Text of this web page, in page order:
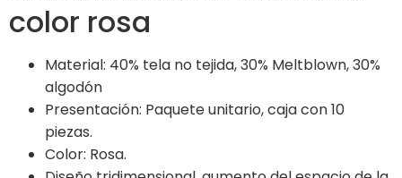
color rosa
Material: 40% tela no tejida, 30% Meltblown, 30%
algodón
Presentación: Paquete unitario, caja con 10
piezas.
Color: Rosa.